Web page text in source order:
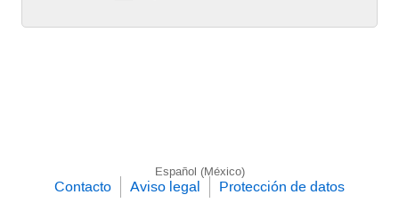
Español (México)
Contacto Aviso legal Protección de datos